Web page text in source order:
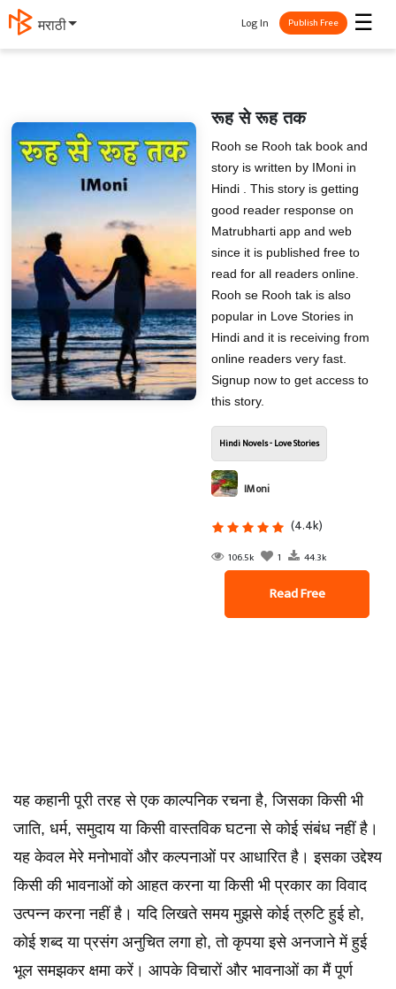
मराठी ☰
Log In Publish Free
रूह से रूह तक
Rooh se Rooh tak book and
story is written by IMoni in
Hindi . This story is getting
good reader response on
Matrubharti app and web
since it is published free to
read for all readers online.
Rooh se Rooh tak is also
popular in Love Stories in
Hindi and it is receiving from
online readers very fast.
Signup now to get access to
this story.
Hindi Novels - Love Stories
IMoni
(4.4k)
106.5k 1 44.3k
Read Free
यह कहानी पूरी तरह से एक काल्पनिक रचना है, जिसका किसी भी
जाति, धर्म, समुदाय या किसी वास्तविक घटना से कोई संबंध नहीं है।
यह केवल मेरे मनोभावों और कल्पनाओं पर आधारित है। इसका उद्देश्य
किसी की भावनाओं को आहत करना या किसी भी प्रकार का विवाद
उत्पन्न करना नहीं है। यदि लिखते समय मुझसे कोई त्रुटि हुई हो,
कोई शब्द या प्रसंग अनुचित लगा हो, तो कृपया इसे अनजाने में हुई
भूल समझकर क्षमा करें। आपके विचारों और भावनाओं का मैं पूर्ण